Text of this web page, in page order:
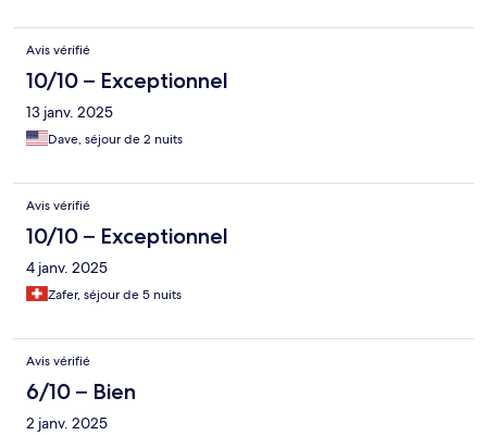
Avis vérifié
10/10 – Exceptionnel
13 janv. 2025
Dave, séjour de 2 nuits
Avis vérifié
10/10 – Exceptionnel
4 janv. 2025
Zafer, séjour de 5 nuits
Avis vérifié
6/10 – Bien
2 janv. 2025